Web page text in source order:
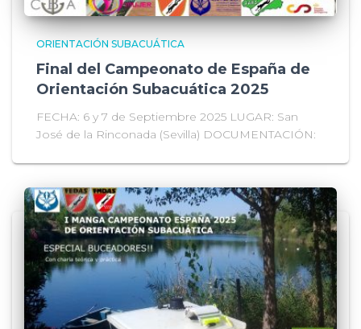
ORIENTACIÓN SUBACUÁTICA
Final del Campeonato de España de
Orientación Subacuática 2025
FECHA: 6 y 7 de Septiembre 2025 LUGAR: San
José de la Rinconada (Sevilla) DOCUMENTACIÓN: